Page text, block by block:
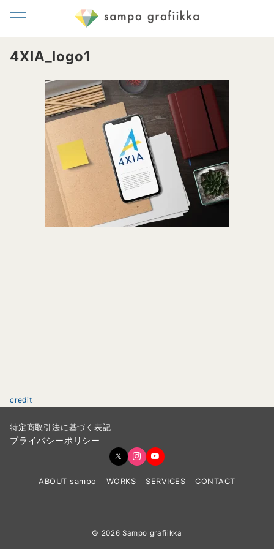
4XIA_logo1
credit
特定商取引法に基づく表記
プライバシーポリシー
ABOUT sampo WORKS SERVICES CONTACT
© 2026 Sampo grafiikka